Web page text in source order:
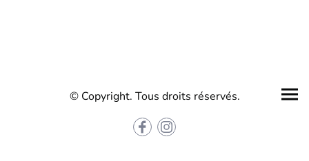
© Copyright. Tous droits réservés.